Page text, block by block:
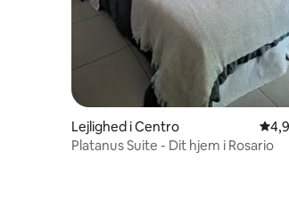
Lejlighed i Centro 4,97
Platanus Suite - Dit hjem i Rosario